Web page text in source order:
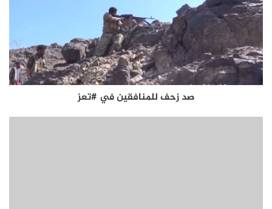
صد زحف للمنافقين في #تعز